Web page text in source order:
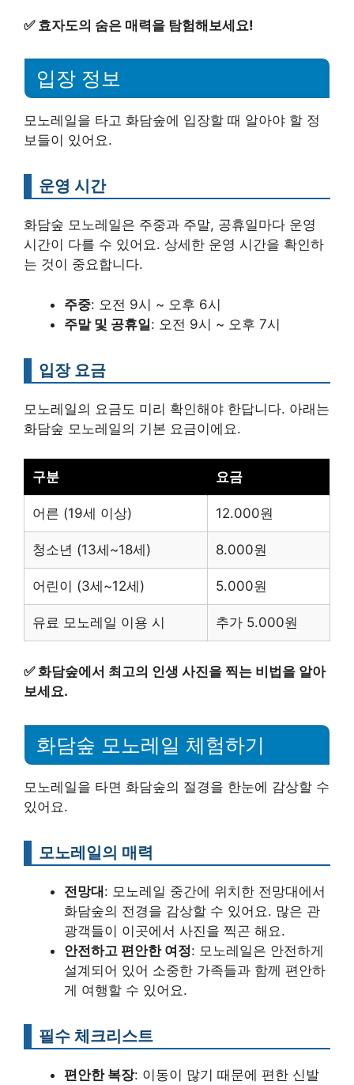
✅ 효자도의 숨은 매력을 탐험해보세요!
입장 정보
모노레일을 타고 화담숲에 입장할 때 알아야 할 정
보들이 있어요.
운영 시간
화담숲 모노레일은 주중과 주말, 공휴일마다 운영
시간이 다를 수 있어요. 상세한 운영 시간을 확인하
는 것이 중요합니다.
주중: 오전 9시 ~ 오후 6시
주말 및 공휴일: 오전 9시 ~ 오후 7시
입장 요금
모노레일의 요금도 미리 확인해야 한답니다. 아래는
화담숲 모노레일의 기본 요금이에요.
구분 요금
어른 (19세 이상) 12.000원
청소년 (13세~18세) 8.000원
어린이 (3세~12세) 5.000원
유료 모노레일 이용 시 추가 5.000원
✅화담숲에서 최고의 인생 사진을 찍는 비법을 알아
보세요.
화담숲 모노레일 체험하기
모노레일을 타면 화담숲의 절경을 한눈에 감상할 수
있어요.
모노레일의 매력
전망대: 모노레일 중간에 위치한 전망대에서
화담숲의 전경을 감상할 수 있어요. 많은 관
광객들이 이곳에서 사진을 찍곤 해요.
안전하고 편안한 여정: 모노레일은 안전하게
설계되어 있어 소중한 가족들과 함께 편안하
게 여행할 수 있어요.
필수 체크리스트
편안한 복장: 이동이 많기 때문에 편한 신발